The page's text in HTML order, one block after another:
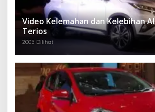
Video Kelemahan dan Kelebihan
Terios
2005 Dilihat